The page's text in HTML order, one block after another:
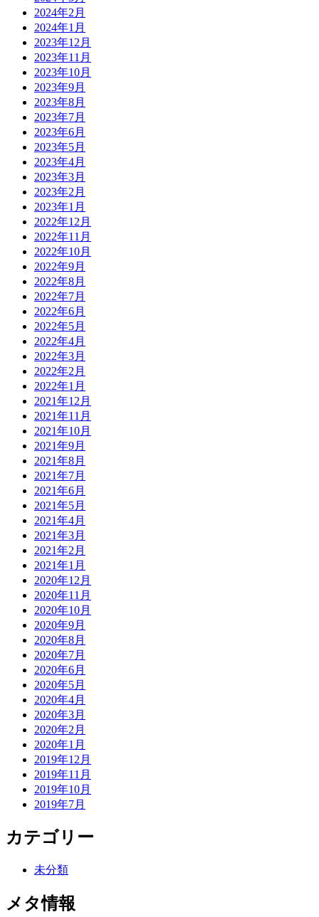
2024年2月
2024年1月
2023年12月
2023年11月
2023年10月
2023年9月
2023年8月
2023年7月
2023年6月
2023年5月
2023年4月
2023年3月
2023年2月
2023年1月
2022年12月
2022年11月
2022年10月
2022年9月
2022年8月
2022年7月
2022年6月
2022年5月
2022年4月
2022年3月
2022年2月
2022年1月
2021年12月
2021年11月
2021年10月
2021年9月
2021年8月
2021年7月
2021年6月
2021年5月
2021年4月
2021年3月
2021年2月
2021年1月
2020年12月
2020年11月
2020年10月
2020年9月
2020年8月
2020年7月
2020年6月
2020年5月
2020年4月
2020年3月
2020年2月
2020年1月
2019年12月
2019年11月
2019年10月
2019年7月
カテゴリー
未分類
メタ情報